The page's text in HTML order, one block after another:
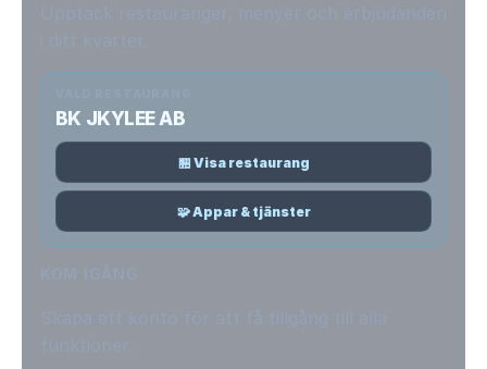
BK JKYLEE AB
🏪 Visa restaurang
🧩 Appar & tjänster